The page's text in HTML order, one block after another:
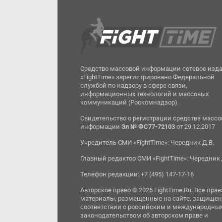
Средство массовой информации сетевое
«FightTime» зарегистрировано Федеральной
службой по надзору в сфере связи,
информационных технологий и массовых
коммуникаций (Роскомнадзор).
Свидетельство о регистрации средства
информацииЭл № ФС77-72103 от 29.12.2017
Учредитель СМИ «FightTime»: Чередник Д.В.
Главный редактор СМИ «FightTime»: Чередник
Телефон редакции: +7 (495) 147-17-16
Авторское право © 2025 FightTime.Ru. Все
материалы, размещенные на сайте,
соответствии с российским и
законодательством об авторском праве и